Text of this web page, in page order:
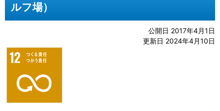
ルフ場）
公開日 2017年4月1日
更新日 2024年4月10日